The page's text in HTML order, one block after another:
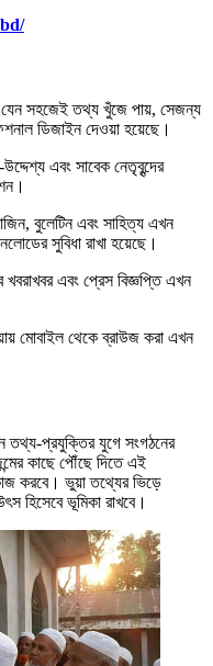
যেন সহজেই তথ্য খুঁজে পায়, সেজন্য
ডিজাইন দেওয়া হয়েছে।
এবং সাবেক নেতৃবৃন্দের
বুলেটিন এবং সাহিত্য এখন
সুবিধা রাখা হয়েছে।
খবরাখবর এবং প্রেস বিজ্ঞপ্তি এখন
মোবাইল থেকে ব্রাউজ করা এখন
তথ্য-প্রযুক্তির যুগে সংগঠনের
কাছে পৌঁছে দিতে এই
কাজ করবে। ভুয়া তথ্যের ভিড়ে
হিসেবে ভূমিকা রাখবে।